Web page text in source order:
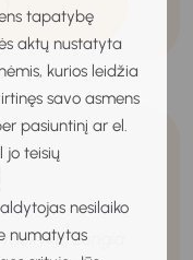
tapatybę
aktų nustatyta
kurios leidžia
savo asmens
pasiuntinį ar el.
jo teisių
nesilaiko
numatytasžengia